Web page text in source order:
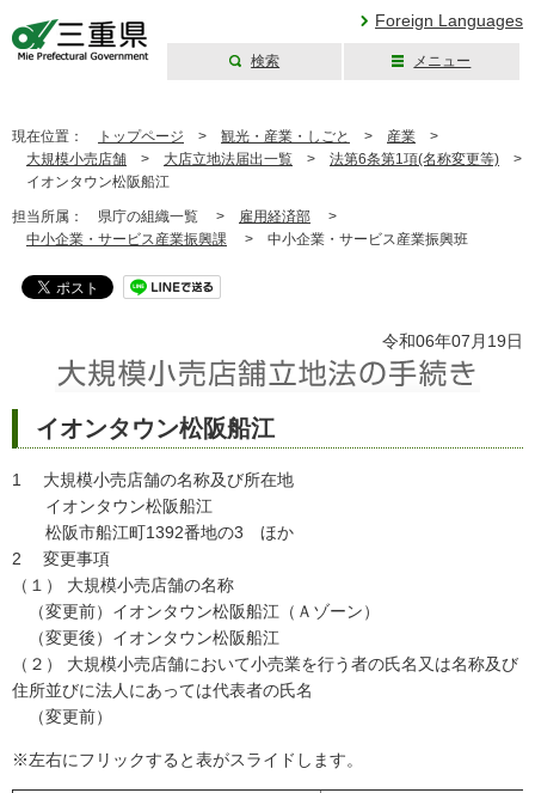
Foreign Languages
検索 メニュー
現在位置： トップページ > 観光・産業・しごと > 産業 >
大規模小売店舗 > 大店立地法届出一覧 > 法第6条第1項(名称変更等) >
イオンタウン松阪船江
担当所属： 県庁の組織一覧 > 雇用経済部 >
中小企業・サービス産業振興課 > 中小企業・サービス産業振興班
令和06年07月19日
イオンタウン松阪船江
1 大規模小売店舗の名称及び所在地
イオンタウン松阪船江
松阪市船江町1392番地の3 ほか
2 変更事項
（１） 大規模小売店舗の名称
（変更前）イオンタウン松阪船江（Ａゾーン）
（変更後）イオンタウン松阪船江
（２） 大規模小売店舗において小売業を行う者の氏名又は名称及び
住所並びに法人にあっては代表者の氏名
（変更前）
※左右にフリックすると表がスライドします。